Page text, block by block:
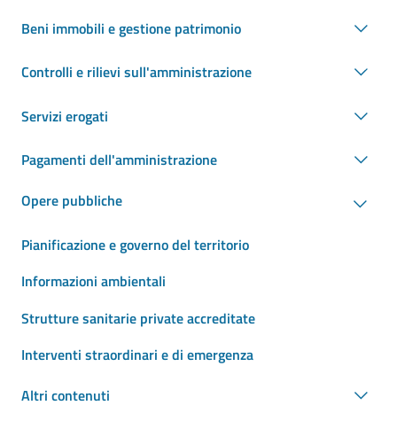
Beni immobili e gestione patrimonio
Controlli e rilievi sull'amministrazione
Servizi erogati
Pagamenti dell'amministrazione
Opere pubbliche
Pianificazione e governo del territorio
Informazioni ambientali
Strutture sanitarie private accreditate
Interventi straordinari e di emergenza
Altri contenuti